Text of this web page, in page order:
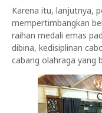
Karena itu, lanjutnya,
mempertimbangkan
raihan medali emas
dibina, kedisiplinan
cabang olahraga yang